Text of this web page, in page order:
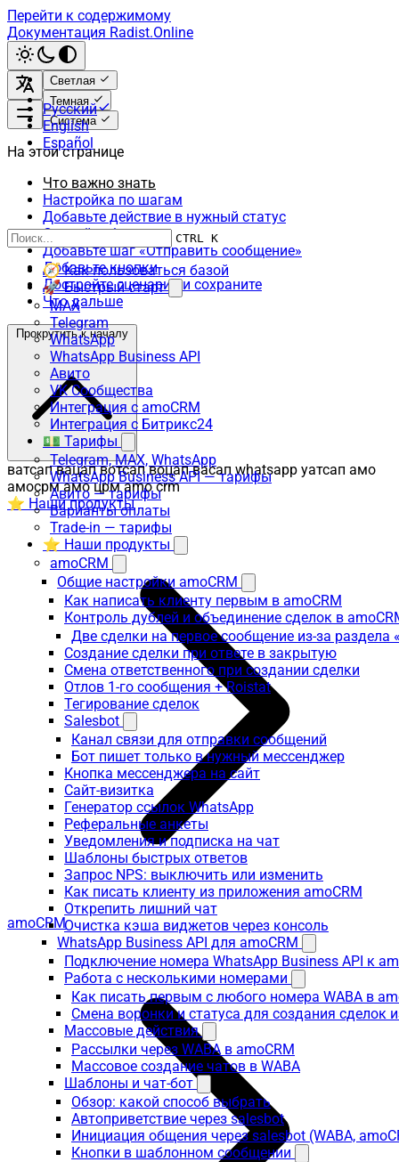
Перейти к содержимому
Документация Radist.Online
Светлая
Темная
Система
Русский
English
Español
CTRL K
🧭 Как пользоваться базой
🚀 Быстрый старт
MAX
Telegram
WhatsApp
WhatsApp Business API
Авито
VK Сообщества
Интеграция с amoCRM
Интеграция с Битрикс24
💵 Тарифы
Telegram, MAX, WhatsApp
WhatsApp Business API — тарифы
Авито — тарифы
Варианты оплаты
Trade-in — тарифы
⭐ Наши продукты
amoCRM
Общие настройки amoCRM
Как написать клиенту первым в amoCRM
Контроль дублей и объединение сделок в
Две сделки на первое сообщение из-за раздела
Создание сделки при ответе в закрытую
Смена ответственного при создании сделки
Отлов 1-го сообщения + Roistat
Тегирование сделок
Salesbot
Канал связи для отправки сообщений
Бот пишет только в нужный мессенджер
Кнопка мессенджера на сайт
Сайт-визитка
Генератор ссылок WhatsApp
Реферальные анкеты
Уведомления и подписка на чат
Шаблоны быстрых ответов
Запрос NPS: выключить или изменить
Как писать клиенту из приложения amoCRM
Открепить лишний чат
Очистка кэша виджетов через консоль
WhatsApp Business API для amoCRM
Подключение номера WhatsApp Business API к
Работа с несколькими номерами
Как писать первым с любого номера WABA в
Смена воронки и статуса для создания сделок
Массовые действия
Рассылки через WABA в amoCRM
Массовое создание чатов в WABA
Шаблоны и чат-бот
Обзор: какой способ выбрать
Автоприветствие через salesbot
Инициация общения через salesbot (WABA,
Кнопки в шаблонном сообщении
На этой странице
Что важно знать
Настройка по шагам
Добавьте действие в нужный статус
Создайте бота
Добавьте шаг «Отправить сообщение»
Добавьте кнопки
Достройте сценарий и сохраните
Что дальше
Прокрутить к началу
ватсап вацап вотсап воцап васап whatsapp уатсап амо
амосрм амо црм amo crm
⭐ Наши продукты
amoCRM